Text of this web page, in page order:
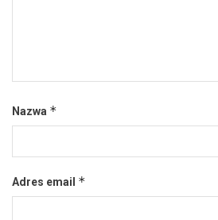
Nazwa *
Adres email *